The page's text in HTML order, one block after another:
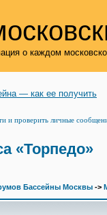
о каждом
— как ее получить
и проверить личные
«Торпедо»
Бассейны Москвы ->